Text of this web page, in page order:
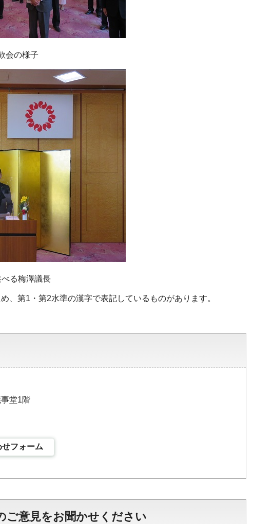
会の様子
る梅澤議長
、第1・第2水準の漢字で表記しているものがあります。
堂1階
せフォーム
ご意見をお聞かせください